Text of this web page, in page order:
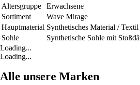
Altersgruppe
Erwachsene
Sortiment
Wave Mirage
Hauptmaterial Synthetisches Material / Textil
Sohle
Synthetische Sohle mit
Loading...
Loading...
Alle unsere Marken